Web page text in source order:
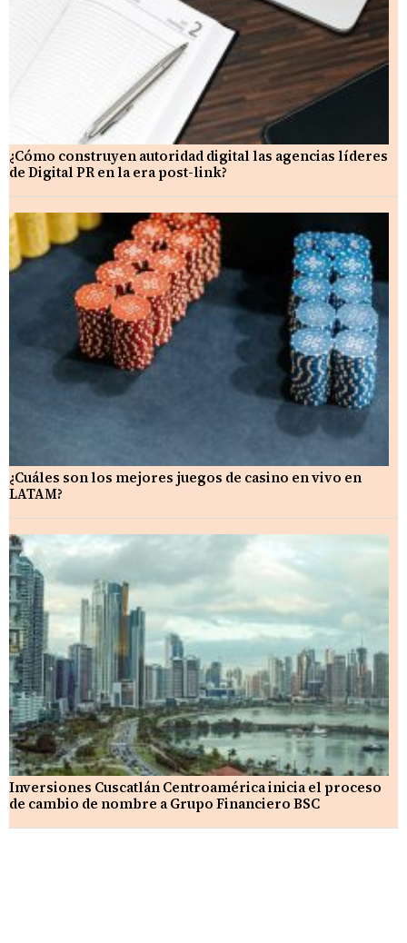
¿Cómo construyen autoridad digital las agencias líderes
de Digital PR en la era post-link?
¿Cuáles son los mejores juegos de casino en vivo en
LATAM?
Inversiones Cuscatlán Centroamérica inicia el proceso
de cambio de nombre a Grupo Financiero BSC